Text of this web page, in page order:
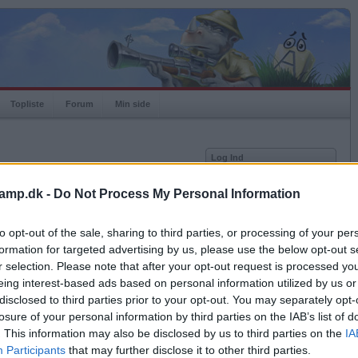
- Do Not Process My Personal Information
opt-out of the sale, sharing to third parties, or processing of your
for targeted advertising by us, please use the below opt-out
selection. Please note that after your opt-out request is processed
interest-based ads based on personal information utilized by us
to third parties prior to your opt-out. You may separately
of your personal information by third parties on the IAB’s list of
This information may also be disclosed by us to third parties on the
Participants that may further disclose it to other third parties.
Topliste Forum Min side
hvad skal jeg gøre?
for at fungere med Ordkamp?
spillet
med Ordkamp.dk?
Log Ind
Husk mig
Glemt adgangskoden?
Få ny aktiveringslink
Ordkamp er gratis!